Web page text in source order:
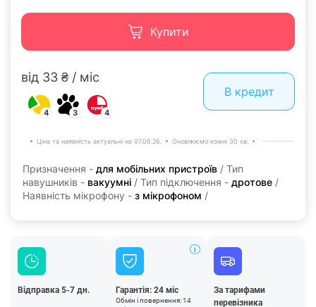
Купити
від 33 ₴ / міс
4 3 4
В кредит
Ціна та наявність актуальні на 07.08.26. Оновлюємо кожні 30 хв.
Призначення - для мобільних пристроїв / Тип
навушників - вакуумні / Тип підключення - дротове /
Наявність мікрофону - з мікрофоном /
Відправка 5-7 дн. Гарантія: 24 міс
Обмін і повернення: 14
За тарифами
перевізника